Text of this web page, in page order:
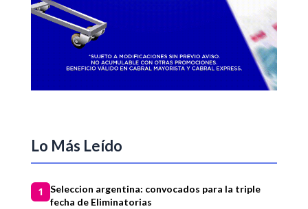
Lo Más Leído
1
Seleccion argentina: convocados para la triple
fecha de Eliminatorias